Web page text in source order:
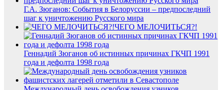
Г.А. Зюганов: События в Белоруссии – предпоследний
шаг к уничтожению Русского мира
ЧЕГО МЕЛОЧИТЬСЯ?!
Геннадий Зюганов об истинных причинах ГКЧП 1991
года и дефолта 1998 года